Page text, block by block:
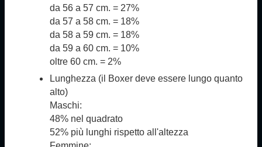
da 56 a 57 cm. = 27%
da 57 a 58 cm. = 18%
da 58 a 59 cm. = 18%
da 59 a 60 cm. = 10%
oltre 60 cm. = 2%
Lunghezza (il Boxer deve essere lungo quanto
alto)
Maschi:
48% nel quadrato
52% più lunghi rispetto all'altezza